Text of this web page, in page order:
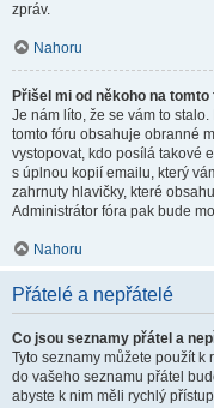
zpráv.
Nahoru
Přišel mi od někoho na
Je nám líto, že se vám to
tomto fóru obsahuje obranné
vystopovat, kdo posílá takové
s úplnou kopií emailu, který
zahrnuty hlavičky, které
Administrátor fóra pak bude
Nahoru
Přátelé a nepřátelé
Co jsou seznamy přátel a
Tyto seznamy můžete použít
do vašeho seznamu přátel
abyste k nim měli rychlý